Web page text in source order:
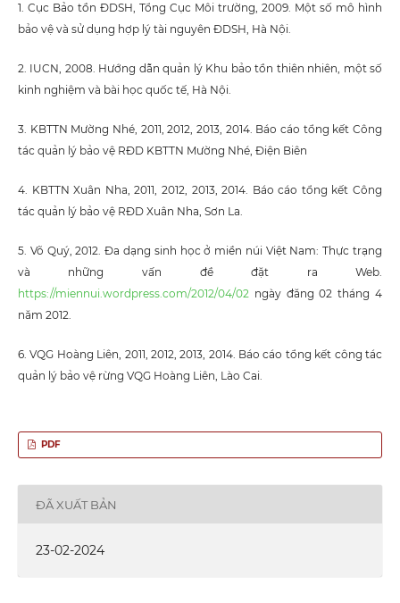
1. Cục Bảo tồn ĐDSH, Tổng Cục Môi trường, 2009. Một số mô hình
bảo vệ và sử dụng hợp lý tài nguyên ĐDSH, Hà Nội.
2. IUCN, 2008. Hướng dẫn quản lý Khu bảo tồn thiên nhiên, một số
kinh nghiệm và bài học quốc tế, Hà Nội.
3. KBTTN Mường Nhé, 2011, 2012, 2013, 2014. Báo cáo tổng kết Công
tác quản lý bảo vệ RĐD KBTTN Mường Nhé, Điện Biên
4. KBTTN Xuân Nha, 2011, 2012, 2013, 2014. Báo cáo tổng kết Công
tác quản lý bảo vệ RĐD Xuân Nha, Sơn La.
5. Võ Quý, 2012. Đa dạng sinh học ở miền núi Việt Nam: Thực trạng
và những vấn đề đặt ra Web.
https://miennui.wordpress.com/2012/04/02ngày đăng 02 tháng 4
năm 2012.
6. VQG Hoàng Liên, 2011, 2012, 2013, 2014. Báo cáo tổng kết công tác
quản lý bảo vệ rừng VQG Hoàng Liên, Lào Cai.
PDF
ĐÃ XUẤT BẢN
23-02-2024